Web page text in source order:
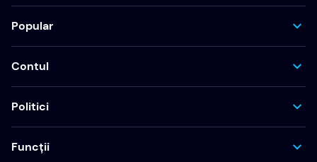
Popular
Contul
Politici
Funcții